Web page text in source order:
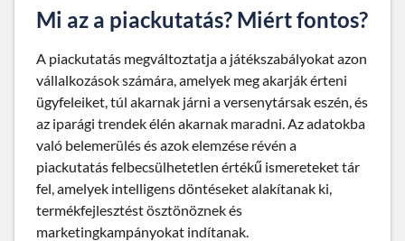
Mi az a piackutatás? Miért fontos?
A piackutatás megváltoztatja a játékszabályokat azon
vállalkozások számára, amelyek meg akarják érteni
ügyfeleiket, túl akarnak járni a versenytársak eszén, és
az iparági trendek élén akarnak maradni. Az adatokba
való belemerülés és azok elemzése révén a
piackutatás felbecsülhetetlen értékű ismereteket tár
fel, amelyek intelligens döntéseket alakítanak ki,
termékfejlesztést ösztönöznek és
marketingkampányokat indítanak.